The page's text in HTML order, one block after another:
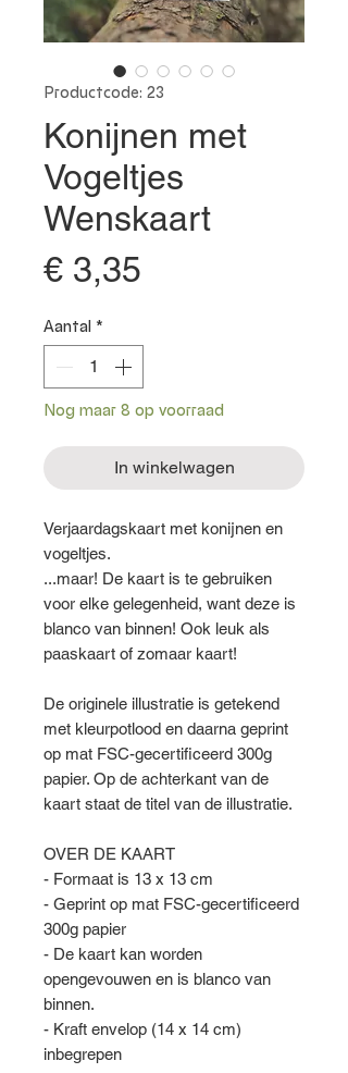
Productcode: 23
Konijnen met
Vogeltjes
Wenskaart
€ 3,35
Aantal *
Nog maar 8 op voorraad
In winkelwagen
Verjaardagskaart met konijnen en
vogeltjes.
...maar! De kaart is te gebruiken
voor elke gelegenheid, want deze is
blanco van binnen! Ook leuk als
paaskaart of zomaar kaart!
De originele illustratie is getekend
met kleurpotlood en daarna geprint
op mat FSC-gecertificeerd 300g
papier. Op de achterkant van de
kaart staat de titel van de illustratie.
OVER DE KAART
- Formaat is 13 x 13 cm
- Geprint op mat FSC-gecertificeerd
300g papier
- De kaart kan worden
opengevouwen en is blanco van
binnen.
- Kraft envelop (14 x 14 cm)
inbegrepen